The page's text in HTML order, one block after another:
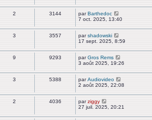
2 3144 parBarthedoc
7 oct. 2025, 13:40
3 3557 parshadowski
17 sept. 2025, 8:59
9 9293 parGros Rems
3 août 2025, 19:26
3 5388 parAudiovideo
2 août 2025, 22:08
2 4036 parziggy
27 juil. 2025, 20:21